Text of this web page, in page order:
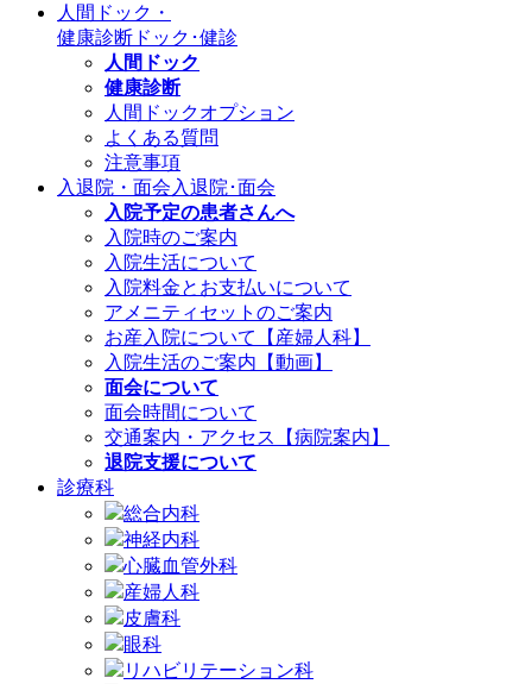
人間ドック・
健康診断 ドック･健診
人間ドック
健康診断
人間ドックオプション
よくある質問
注意事項
入退院・面会 入退院･面会
入院予定の患者さんへ
入院時のご案内
入院生活について
入院料金とお支払いについて
アメニティセットのご案内
お産入院について【産婦人科】
入院生活のご案内【動画】
面会について
面会時間について
交通案内・アクセス【病院案内】
退院支援について
診療科
総合内科
神経内科
心臓血管外科
産婦人科
皮膚科
眼科
リハビリテーション科